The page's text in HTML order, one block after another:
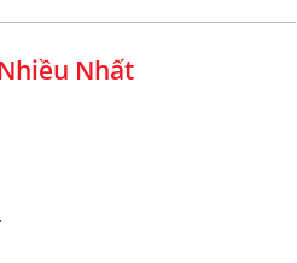
Nhất